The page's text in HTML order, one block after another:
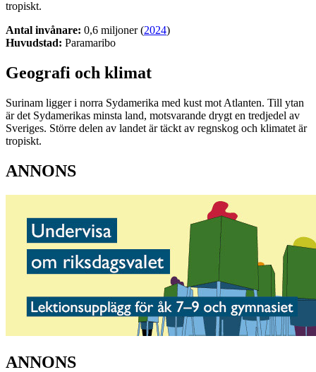
tropiskt.
Antal invånare: 0,6 miljoner (2024)
Huvudstad: Paramaribo
Geografi och klimat
Surinam ligger i norra Sydamerika med kust mot Atlanten. Till ytan
är det Sydamerikas minsta land, motsvarande drygt en tredjedel av
Sveriges. Större delen av landet är täckt av regnskog och klimatet är
tropiskt.
ANNONS
ANNONS